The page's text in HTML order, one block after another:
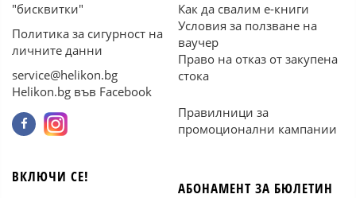
"бисквитки"
Политика за сигурност на
личните данни
service@helikon.bg
Helikon.bg във Facebook
Как да свалим е-книги
Условия за ползване на
ваучер
Право на отказ от закупена
стока
Правилници за
промоционални кампании
ВКЛЮЧИ СЕ!
АБОНАМЕНТ ЗА БЮЛЕТИН